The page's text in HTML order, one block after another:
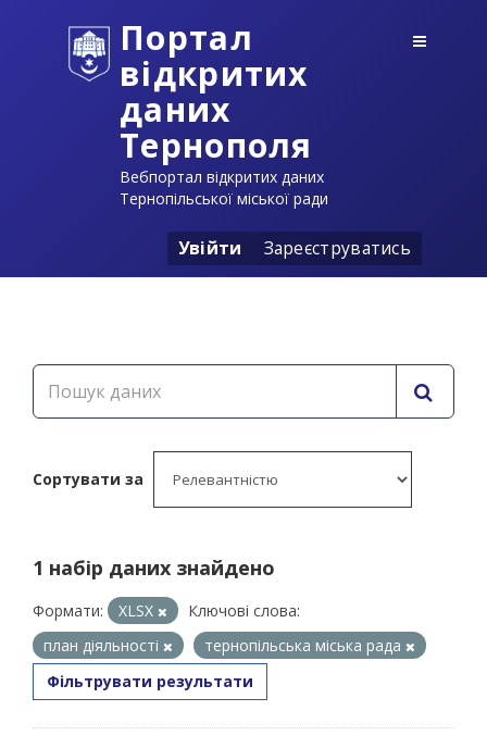
Портал
відкритих
даних
Тернополя
Вебпортал відкритих даних
Тернопільської міської ради
Увійти Зареєструватись
Сортувати за
1 набір даних знайдено
Формати: XLSX
Ключові слова:
план діяльності
тернопільська міська рада
Фільтрувати результати